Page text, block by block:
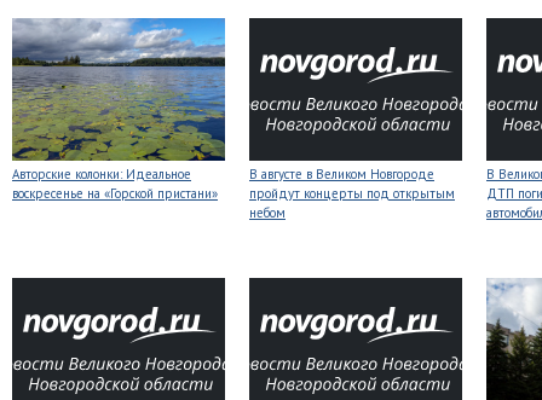
Авторские колонки: Идеальное
воскресенье на «Горской пристани»
В августе в Великом Новгороде
пройдут концерты под открытым
небом
В
ДТП